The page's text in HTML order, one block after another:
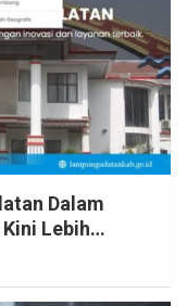
Dalam
Lebih